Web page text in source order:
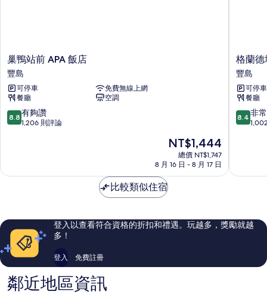
巢
鴨
站
前
APA
飯
店
巢鴨站前 APA 飯店
豐島
可停車
免費無線上網
餐廳
空調
8.8
分，
有
則
評
8.8 有夠讚
1,206 則評論
現
價
為
NT$1,444
總價 NT$1,747
8 月 16 日 - 8 月 17 日
格
蘭
德
城
市
飯
店
格蘭德
豐島
可停車
餐廳
8.4
分，
非
則
評
8.4 非
比較類似住宿
登入以查看符合資格的折扣和禮遇。玩越多，獎勵就越
多！
登入 免費註冊
鄰近地區資訊